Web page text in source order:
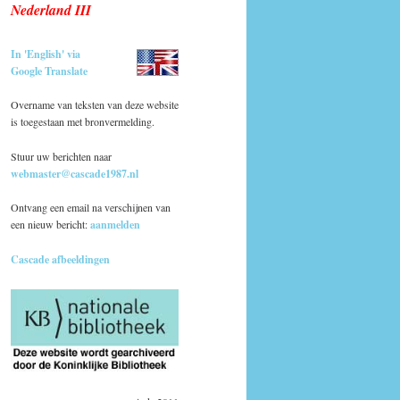
Nederland III
In 'English' via
Google Translate
Overname van teksten van deze website
is toegestaan met bronvermelding.
Stuur uw berichten naar
webmaster@cascade1987.nl
Ontvang een email na verschijnen van
een nieuw bericht:aanmelden
Cascade afbeeldingen